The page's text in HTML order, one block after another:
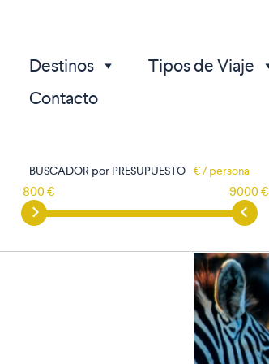
Destinos Tipos de Viaje
Contacto
BUSCADOR por PRESUPUESTO € / persona
800 € 9000 €